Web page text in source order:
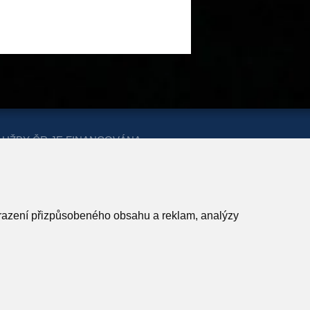
přizpůsobeného obsahu a reklam, analýzy
ČR JE FINANCOVÁNA